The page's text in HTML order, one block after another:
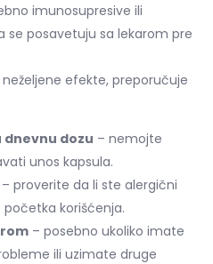
imunosupresive ili
se posavetuju sa lekarom pre
efekte, preporučuje
dozu – nemojte
unos kapsula.
– proverite da li ste alergični
korišćenja.
– posebno ukoliko imate
ili uzimate druge